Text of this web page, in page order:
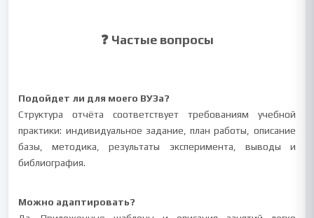
❓ Частые вопросы
Подойдет ли для моего ВУЗа?
Структура отчёта соответствует требованиям учебной
практики: индивидуальное задание, план работы, описание
базы, методика, результаты эксперимента, выводы и
библиография.
Можно адаптировать?